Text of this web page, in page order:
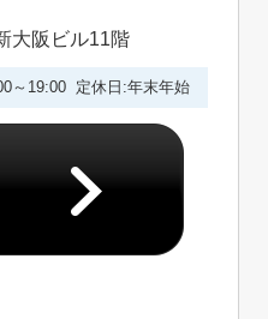
大阪ビル11階
～19:00 定休日:年末年始